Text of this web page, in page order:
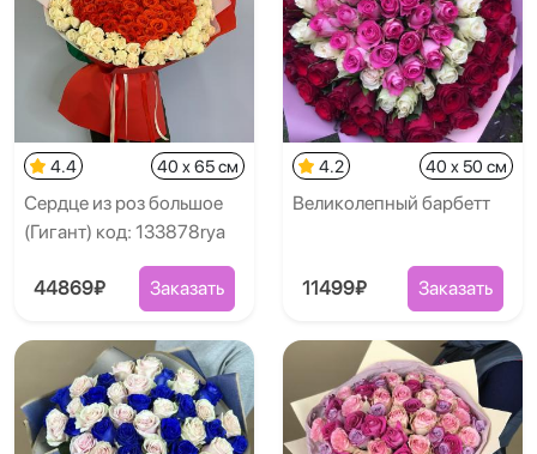
4.4 40 x 65 см
Сердце из роз большое
(Гигант) код: 133878rya
44869₽ Заказать
4.2 40 x 50 см
Великолепный барбетт
11499₽ Заказать